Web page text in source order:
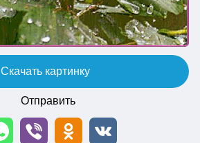
Скачать картинку
Отправить